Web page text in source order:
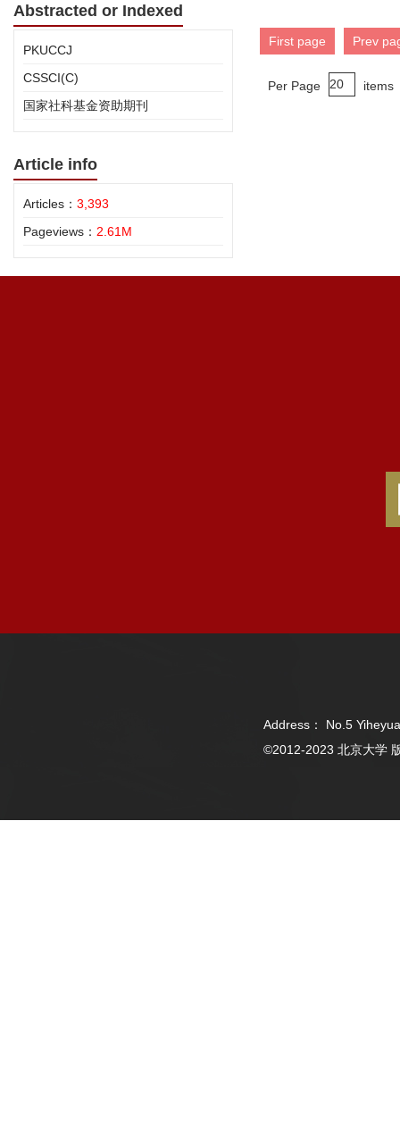
Abstracted or Indexed
PKUCCJ
CSSCI(C)
国家社科基金资助期刊
Article info
Articles： 3,393
Pageviews： 2.61M
First page Prev
Per Page items
Address： No.5
©2012-2023 北京大学